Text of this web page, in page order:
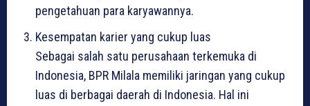
pengetahuan para karyawannya.
Kesempatan karier yang cukup luas
Sebagai salah satu perusahaan terkemuka di
Indonesia, BPR Milala memiliki jaringan yang cukup
luas di berbagai daerah di Indonesia. Hal ini